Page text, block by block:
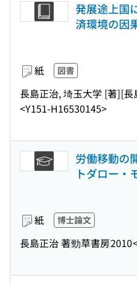
発展途上国
済環境の因
紙 図書
長島正治, 埼玉大学 [著][長
<Y151-H16530145>
労働移動の
トダロー・
紙 博士論文
長島正治 著勁草書房2010